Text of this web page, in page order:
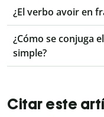
¿El verbo avoir en
¿Cómo se conjuga
simple?
Citar este